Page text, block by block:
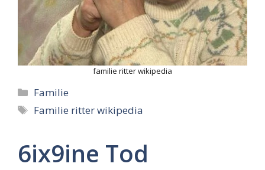
familie ritter wikipedia
Categories
Familie
Tags
Familie ritter wikipedia
6ix9ine Tod